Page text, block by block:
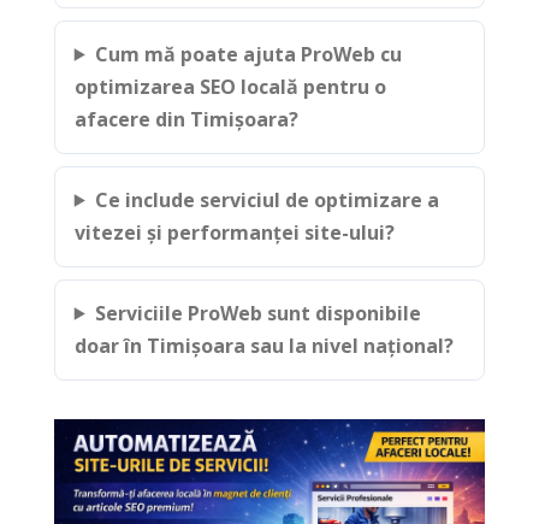
Cum mă poate ajuta ProWeb cu
optimizarea SEO locală pentru o
afacere din Timișoara?
Ce include serviciul de optimizare a
vitezei și performanței site-ului?
Serviciile ProWeb sunt disponibile
doar în Timișoara sau la nivel național?